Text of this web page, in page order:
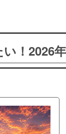
！2026